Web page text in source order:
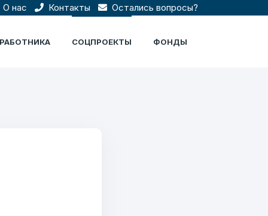
О нас Контакты Остались вопросы?
СОЦПРОЕКТЫ ФОНДЫ